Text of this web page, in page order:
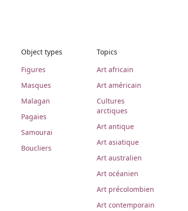
Object types
Figures
Masques
Malagan
Pagaies
Samourai
Boucliers
Topics
Art africain
Art américain
Cultures
arctiques
Art antique
Art asiatique
Art australien
Art océanien
Art précolombien
Art contemporain